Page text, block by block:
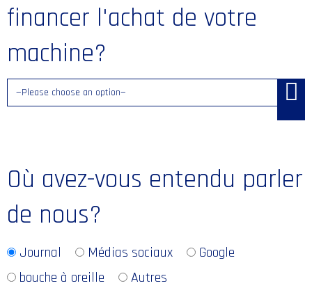
financer l'achat de votre
machine?
Où avez-vous entendu parler
de nous?
Journal Médias sociaux
Google
bouche à oreille
Autres